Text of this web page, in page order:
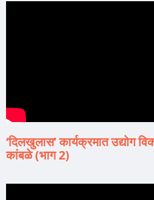
‘दिलखुलास’ कार्यक्रमात उद्योग
कांबळे (भाग 2)